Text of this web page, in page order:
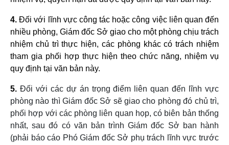
4. Đối với lĩnh vực công tác hoặc công việc liên quan đến
nhiều phòng, Giám đốc Sở giao cho một phòng chịu trách
nhiệm chủ trì thực hiện, các phòng khác có trách nhiệm
tham gia phối hợp thực hiện theo chức năng, nhiệm vụ
quy định tại văn bản này.
5. Đối với các dự án trọng điểm liên quan đến lĩnh vực
phòng nào thì Giám đốc Sở sẽ giao cho phòng đó chủ trì,
phối hợp với các phòng liên quan họp, có biên bản thống
nhất, sau đó có văn bản trình Giám đốc Sở ban hành
(phải báo cáo Phó Giám đốc Sở phụ trách lĩnh vực trước